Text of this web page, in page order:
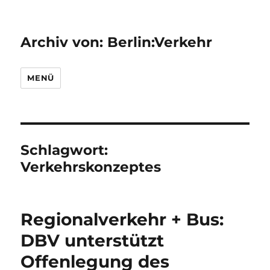
Archiv von: Berlin:Verkehr
MENÜ
Schlagwort:
Verkehrskonzeptes
Regionalverkehr + Bus:
DBV unterstützt
Offenlegung des